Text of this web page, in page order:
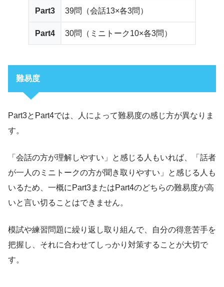
Part3 39問（会話13×各3問）
Part4 30問（ミニトーク10×各3問）
難易度
Part3とPart4では、人によって難易度の感じ方が異なりま
す。
「会話の方が理解しやすい」と感じる人もいれば、「話者
が一人のミニトークの方が聞き取りやすい」と感じる人も
いるため、一概にPart3またはPart4のどちらの難易度が高
いと言い切ることはできません。
模試や練習問題に繰り返し取り組んで、自分の得意苦手を
把握し、それに合わせてしっかり対策することが大切で
す。